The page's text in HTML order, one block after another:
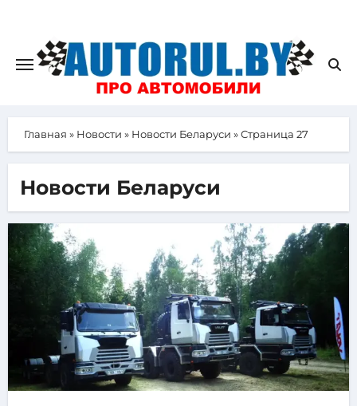
Главная » Новости » Новости Беларуси »Страница 27
Новости Беларуси